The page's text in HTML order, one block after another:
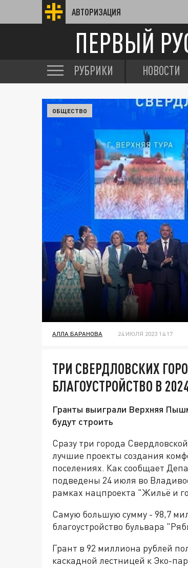
АВТОРИЗАЦИЯ
ПЕРВЫЙ
РУБРИКИ НОВОСТИ
ОБЩЕСТВО
АЛЛА БАРАНОВА 24 ИЮЛЯ 2023 14:17
ТРИ СВЕРДЛОВСКИХ
БЛАГОУСТРОЙСТВО В
Гранты выиграли Верхняя
будут строить
Сразу три города
лучшие проекты создания
поселениях. Как сообщает
подведены 24 июля во
рамках нацпроекта "Жильё и
Самую большую сумму - 98,7
благоустройство бульвара
Грант в 92 миллиона рублей
каскадной лестницей к Эко-